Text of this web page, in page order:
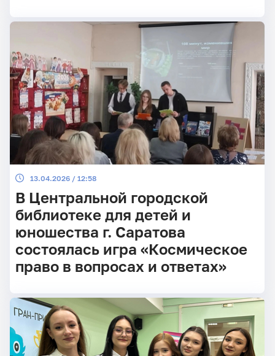
13.04.2026 / 12:58
В Центральной городской
библиотеке для детей и
юношества г. Саратова
состоялась игра «Космическое
право в вопросах и ответах»